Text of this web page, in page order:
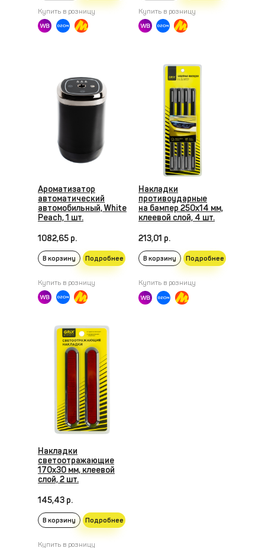
Купить в розницу
Купить в розницу
Ароматизатор
автоматический
автомобильный, White
Peach, 1 шт.
В корзину Подробнее
Купить в розницу
1082,65 р.
Накладки
противоударные
на бампер 250x14 мм,
клеевой слой, 4 шт.
В корзину Подробнее
Купить в розницу
213,01 р.
Накладки
светоотражающие
170x30 мм, клеевой
слой, 2 шт.
В корзину
Купить в розницу
145,43 р.
Подробнее